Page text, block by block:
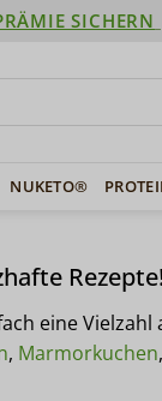
SICHERN
NUKETO®
Rezepte!
eine Vielzahl
, Marmorkuchen,